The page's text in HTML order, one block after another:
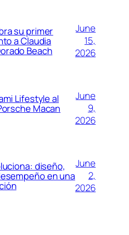
su primer
a Claudia
Beach
June
15,
2026
Lifestyle al
Macan
June
9,
2026
diseño,
en una
June
2,
2026